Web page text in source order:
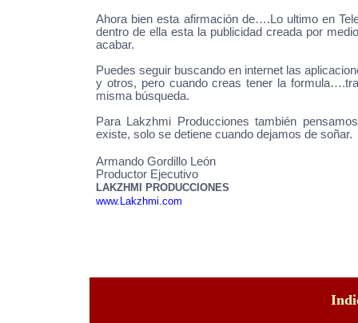
Ahora bien esta afirmación de….Lo ultimo en
dentro de ella esta la publicidad creada por
acabar.
Puedes seguir buscando en internet las
y otros, pero cuando creas tener la
misma búsqueda.
Para Lakzhmi Producciones también
existe, solo se detiene cuando dejamos de soñar.
Armando Gordillo León
Productor Ejecutivo
LAKZHMI PRODUCCIONES
www.Lakzhmi.com